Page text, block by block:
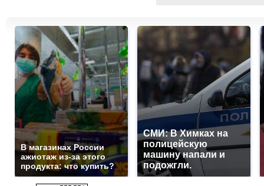
В магазинах России
ажиотаж из-за этого
продукта: что купить?
СМИ: В Химках на
полицейскую
машину напали и
подожгли.